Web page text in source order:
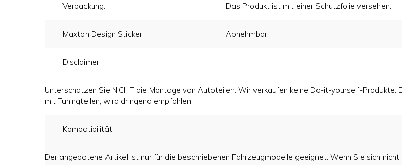
Verpackung: Das Produkt ist mit einer Schutzfolie versehen.
Maxton Design Sticker: Abnehmbar
Disclaimer:
Unterschätzen Sie NICHT die Montage von Autoteilen. Wir verkaufen keine Do-it-yourself-Produkte.
mit Tuningteilen, wird dringend empfohlen.
Kompatibilität:
Der angebotene Artikel ist nur für die beschriebenen Fahrzeugmodelle geeignet. Wenn Sie sich